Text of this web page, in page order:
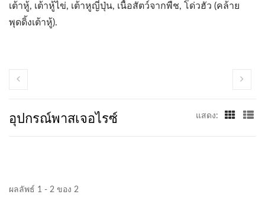
เต้าหู้, เต้าหู้ไข่, เต้าหูญี่ปุ่น, เนื้อสัตว์จากพืช, โด่วฮัว (คล้าย
พุดดิ้งเต้าหู้).
อุปกรณ์พาสเจอไรซ์ แสดง:
ผลลัพธ์ 1 - 2 ของ 2